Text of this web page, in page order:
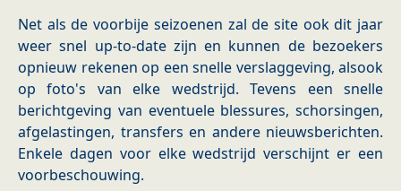
Net als de voorbije seizoenen zal de site ook dit jaar
weer snel up-to-date zijn en kunnen de bezoekers
opnieuw rekenen op een snelle verslaggeving, alsook
op foto's van elke wedstrijd. Tevens een snelle
berichtgeving van eventuele blessures, schorsingen,
afgelastingen, transfers en andere nieuwsberichten.
Enkele dagen voor elke wedstrijd verschijnt er een
voorbeschouwing.